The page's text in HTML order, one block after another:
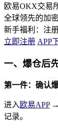
欧易OKX交易
全球领先的加
新手福利： 注
立即注册 APP
一、爆仓后
第一件：确认
进入 欧易APP→
记录。